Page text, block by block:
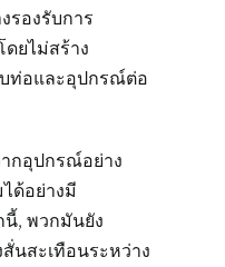
องรับการ
ยไม่สร้าง
บท่อและอุปกรณ์ต่อ
กอุปกรณ์อย่าง
ด้อย่างมี
, พวกมันยัง
นสะเทือนระหว่าง